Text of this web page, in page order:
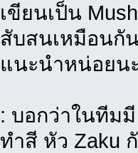
เขียนเป็น
สับสนเหมือนกั
แนะนำหน่อยน
: บอกว่าในทีม
ทำสี หัว Zaku